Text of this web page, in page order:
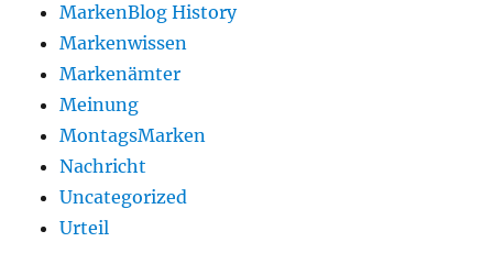
MarkenBlog History
Markenwissen
Markenämter
Meinung
MontagsMarken
Nachricht
Uncategorized
Urteil